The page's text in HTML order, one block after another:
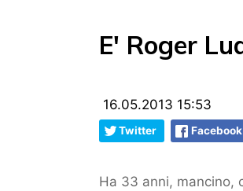
E' Roger
16.05.2013 15:53
Twitter Facebook
Ha 33 anni, mancino,